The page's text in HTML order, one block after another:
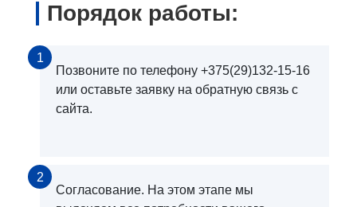
Порядок работы:
1
Позвоните по телефону +375(29)132-15-16
или оставьте заявку на обратную связь с
сайта.
2
Согласование. На этом этапе мы